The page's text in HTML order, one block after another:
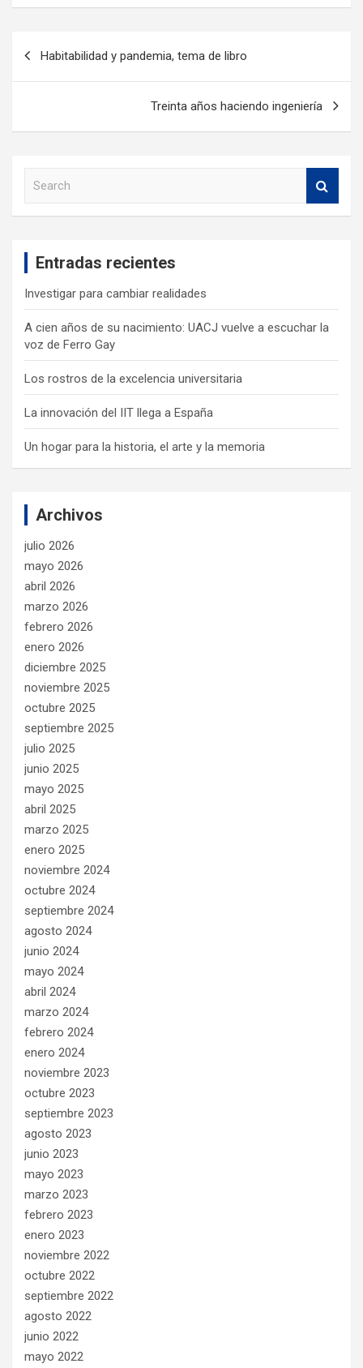
Habitabilidad y pandemia, tema de libro
Treinta años haciendo ingeniería
Entradas recientes
Investigar para cambiar realidades
A cien años de su nacimiento: UACJ vuelve a escuchar la
voz de Ferro Gay
Los rostros de la excelencia universitaria
La innovación del IIT llega a España
Un hogar para la historia, el arte y la memoria
Archivos
julio 2026
mayo 2026
abril 2026
marzo 2026
febrero 2026
enero 2026
diciembre 2025
noviembre 2025
octubre 2025
septiembre 2025
julio 2025
junio 2025
mayo 2025
abril 2025
marzo 2025
enero 2025
noviembre 2024
octubre 2024
septiembre 2024
agosto 2024
junio 2024
mayo 2024
abril 2024
marzo 2024
febrero 2024
enero 2024
noviembre 2023
octubre 2023
septiembre 2023
agosto 2023
junio 2023
mayo 2023
marzo 2023
febrero 2023
enero 2023
noviembre 2022
octubre 2022
septiembre 2022
agosto 2022
junio 2022
mayo 2022